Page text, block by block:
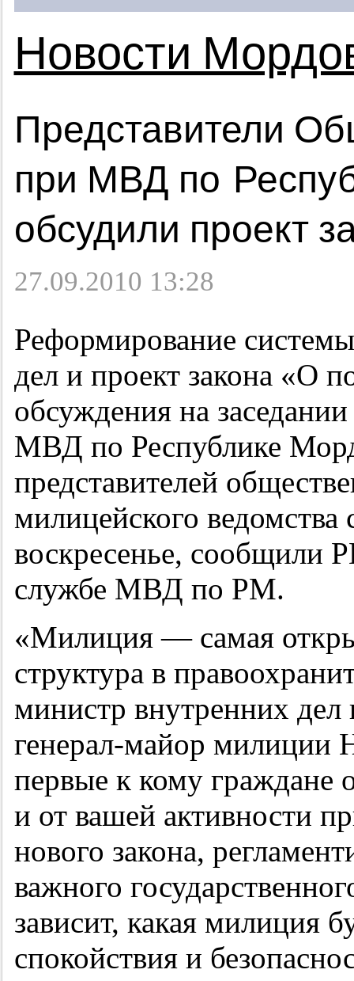
Новости
Представители
при МВД по
обсудили проект
27.09.2010 13:28
Реформирование
дел и проект закона «О
обсуждения на
МВД по Республике
представителей
милицейского
воскресенье,
службе МВД по РМ.
«Милиция — самая
структура в
министр внутренних
генерал-майор
первые к кому граждане
и от вашей активности
нового закона,
важного
зависит, какая милиция
спокойствия и